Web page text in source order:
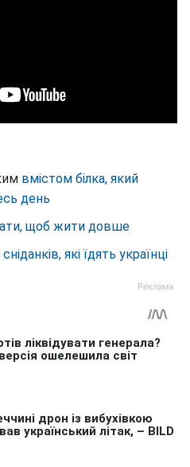
вмістом білка, який
день
щоб жити довше
сніданків, які їдять українці